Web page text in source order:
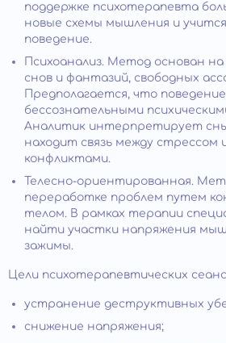
поддержке психотерапевта
новые схемы мышления и
поведение.
Психоанализ. Метод основан
снов и фантазий, свободных
Предполагается, что
бессознательными
Аналитик интерпретирует
находит связь между стрессом
конфликтами.
Телесно-ориентированная.
переработке проблем путем
телом. В рамках терапии
найти участки напряжения
зажимы.
Цели психотерапевтических
устранение деструктивных
снижение напряжения;